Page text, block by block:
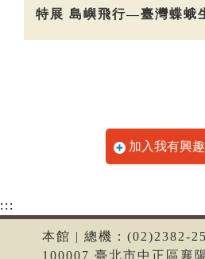
特展 島嶼飛行—臺灣蝶蛾
加入我有興
:::
本館 | 總機：(02)2382-
100007 臺北市中正區襄